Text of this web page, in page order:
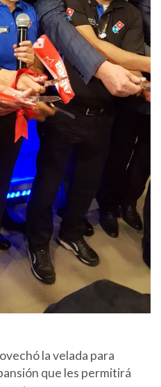
la velada para
que les permitirá